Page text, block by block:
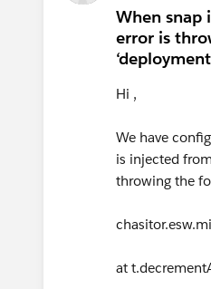
When snap
error is
Hi ,
We have
is injected
throwing the
at